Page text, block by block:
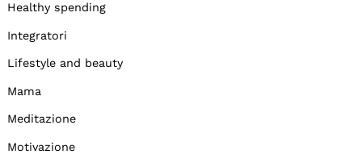
Healthy spending
Integratori
Lifestyle and beauty
Mama
Meditazione
Motivazione